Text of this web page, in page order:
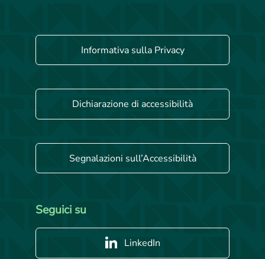
Informativa sulla Privacy
Dichiarazione di accessibilità
Segnalazioni sull’Accessibilità
Seguici su
LinkedIn